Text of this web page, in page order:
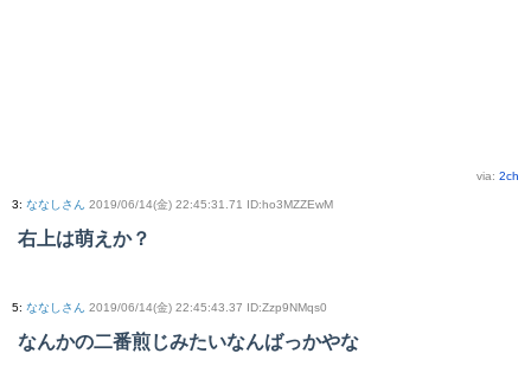
via: 2ch
3: ななしさん 2019/06/14(金) 22:45:31.71 ID:ho3MZZEwM
右上は萌えか？
5: ななしさん 2019/06/14(金) 22:45:43.37 ID:Zzp9NMqs0
なんかの二番煎じみたいなんばっかやな